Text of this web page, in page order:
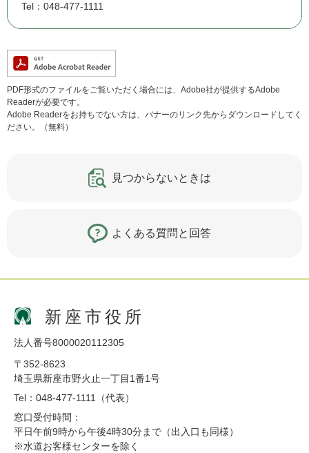
Tel：048-477-1111
PDF形式のファイルをご覧いただく場合には、Adobe社が提供するAdobe
Readerが必要です。
Adobe Readerをお持ちでない方は、バナーのリンク先からダウンロードしてく
ださい。（無料）
見つからないときは
よくある質問と回答
新座市役所
法人番号8000020112305
〒352-8623
埼玉県新座市野火止一丁目1番1号
Tel：048-477-1111（代表）
窓口受付時間：
平日午前9時から午後4時30分まで（出入口も同様）
※水道お客様センターを除く